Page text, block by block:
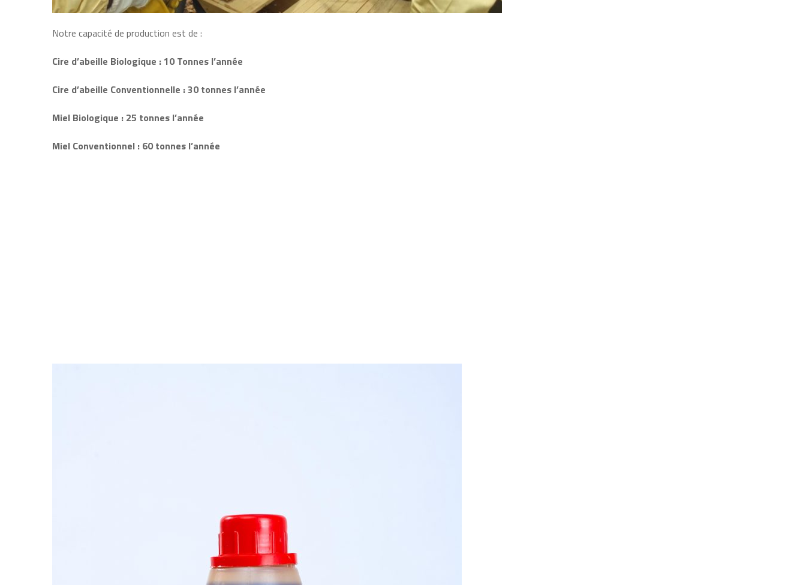
Notre capacité de production est de :
Cire d’abeille Biologique : 10 Tonnes l’année
Cire d’abeille Conventionnelle : 30 tonnes l’année
Miel Biologique : 25 tonnes l’année
Miel Conventionnel : 60 tonnes l’année